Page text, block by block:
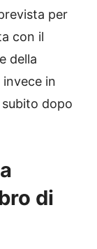
per
con il
della
in
dopo
di